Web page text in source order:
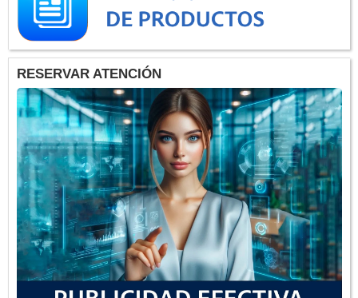
RESERVAR ATENCIÓN